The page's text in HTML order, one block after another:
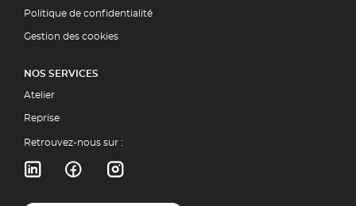
Politique de confidentialité
Gestion des cookies
NOS SERVICES
Atelier
Reprise
Retrouvez-nous sur :